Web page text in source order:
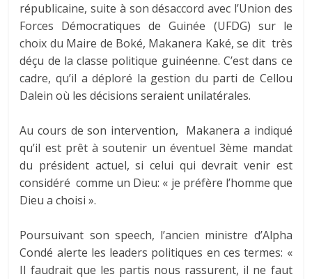
républicaine, suite à son désaccord avec l’Union des
Forces Démocratiques de Guinée (UFDG) sur le
choix du Maire de Boké, Makanera Kaké, se dit très
déçu de la classe politique guinéenne. C’est dans ce
cadre, qu’il a déploré la gestion du parti de Cellou
Dalein où les décisions seraient unilatérales.
Au cours de son intervention, Makanera a indiqué
qu’il est prêt à soutenir un éventuel 3ème mandat
du président actuel, si celui qui devrait venir est
considéré comme un Dieu: « je préfère l’homme que
Dieu a choisi ».
Poursuivant son speech, l’ancien ministre d’Alpha
Condé alerte les leaders politiques en ces termes: «
Il faudrait que les partis nous rassurent, il ne faut